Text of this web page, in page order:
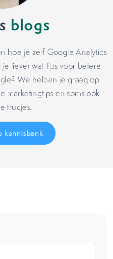
blogs
hoe je zelf Google Analytics
liever wat tips voor betere
We helpen je graag op
marketingtips en soms ook
trucjes.
kennisbank